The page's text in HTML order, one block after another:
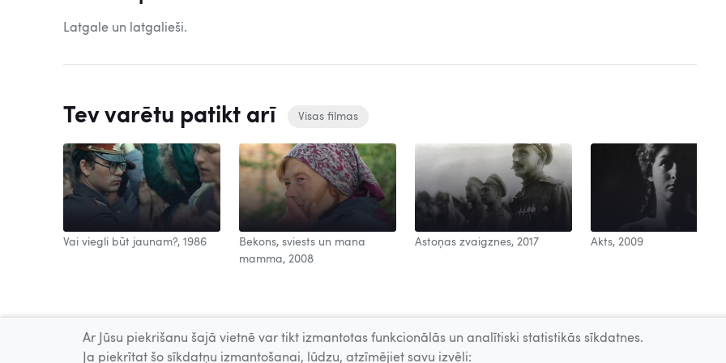
Latgale un latgalieši.
Tev varētu patikt arī Visas filmas
Vai viegli būt jaunam?, 1986
Bekons, sviests un mana
mamma, 2008
Astoņas zvaigznes, 2017 Akts, 2009
Ar Jūsu piekrišanu šajā vietnē var tikt izmantotas funkcionālās un analītiski statistikās sīkdatnes.
Ja piekrītat šo sīkdatņu izmantošanai, lūdzu, atzīmējiet savu izvēli: